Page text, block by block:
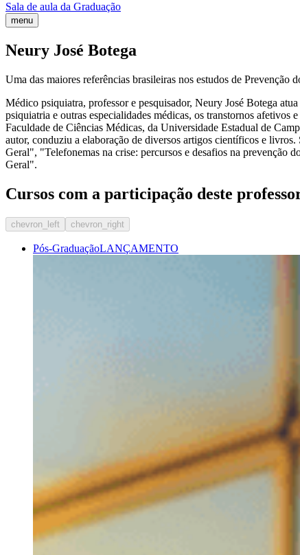
Sala de aula da Graduação
menu
Neury José Botega
Uma das maiores referências brasileiras nos estudos de Prevenção
Médico psiquiatra, professor e pesquisador, Neury José Botega
psiquiatria e outras especialidades médicas, os transtornos
Faculdade de Ciências Médicas, da Universidade Estadual de
autor, conduziu a elaboração de diversos artigos científicos e
Geral", "Telefonemas na crise: percursos e desafios na
Geral".
Cursos com a participação deste
chevron_left chevron_right
Pós-GraduaçãoLANÇAMENTO